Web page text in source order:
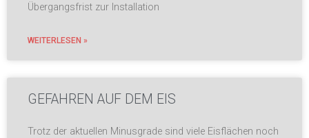
Übergangsfrist zur Installation
WEITERLESEN »
GEFAHREN AUF DEM EIS
Trotz der aktuellen Minusgrade sind viele Eisflächen noch